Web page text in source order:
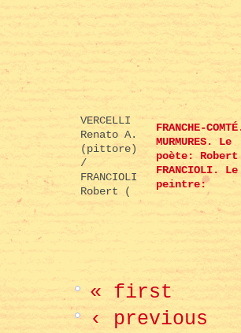
VERCELLI
Renato A.
(pittore)
/
FRANCIOLI
Robert (
FRANCHE-
MURMURES. Le
poète: Robert
FRANCIOLI. Le
peintre:
« first
‹ previous